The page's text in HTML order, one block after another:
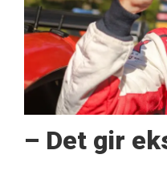
– Det gir